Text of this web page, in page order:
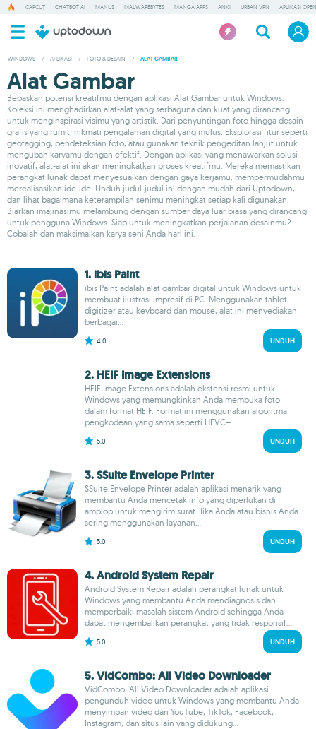
CAPCUT CHATBOT AI MANUS MALWAREBYTES MANGA APPS ANKI URBAN VPN APLIKASI
WINDOWS / APLIKASI / FOTO & DESAIN / ALAT GAMBAR
Alat Gambar
Bebaskan potensi kreatifmu dengan aplikasi Alat Gambar untuk Windows.
Koleksi ini menghadirkan alat-alat yang serbaguna dan kuat yang dirancang
untuk menginspirasi visimu yang artistik. Dari penyuntingan foto hingga desain
grafis yang rumit, nikmati pengalaman digital yang mulus. Eksplorasi fitur seperti
geotagging, pendeteksian foto, atau gunakan teknik pengeditan lanjut untuk
mengubah karyamu dengan efektif. Dengan aplikasi yang menawarkan solusi
inovatif, alat-alat ini akan meningkatkan proses kreatifmu. Mereka memastikan
perangkat lunak dapat menyesuaikan dengan gaya kerjamu, mempermudahmu
merealisasikan ide-ide. Unduh judul-judul ini dengan mudah dari Uptodown,
dan lihat bagaimana keterampilan senimu meningkat setiap kali digunakan.
Biarkan imajinasimu melambung dengan sumber daya luar biasa yang dirancang
untuk pengguna Windows. Siap untuk meningkatkan perjalanan desainmu?
Cobalah dan maksimalkan karya seni Anda hari ini.
1. ibis Paint
ibis Paint adalah alat gambar digital untuk Windows untuk
membuat ilustrasi impresif di PC. Menggunakan tablet
digitizer atau keyboard dan mouse, alat ini menyediakan
berbagai...
4.0 UNDUH
2. HEIF Image Extensions
HEIF Image Extensions adalah ekstensi resmi untuk
Windows yang memungkinkan Anda membuka foto
dalam format HEIF. Format ini menggunakan algoritma
pengkodean yang sama seperti HEVC–...
5.0 UNDUH
3. SSuite Envelope Printer
SSuite Envelope Printer adalah aplikasi menarik yang
membantu Anda mencetak info yang diperlukan di
amplop untuk mengirim surat. Jika Anda atau bisnis Anda
sering menggunakan layanan...
5.0 UNDUH
4. Android System Repair
Android System Repair adalah perangkat lunak untuk
Windows yang membantu Anda mendiagnosis dan
memperbaiki masalah sistem Android sehingga Anda
dapat mengembalikan perangkat yang tidak responsif...
5.0 UNDUH
5. VidCombo: All Video Downloader
VidCombo: All Video Downloader adalah aplikasi
pengunduh video untuk Windows yang membantu Anda
menyimpan video dari YouTube, TikTok, Facebook,
Instagram, dan situs lain yang didukung...